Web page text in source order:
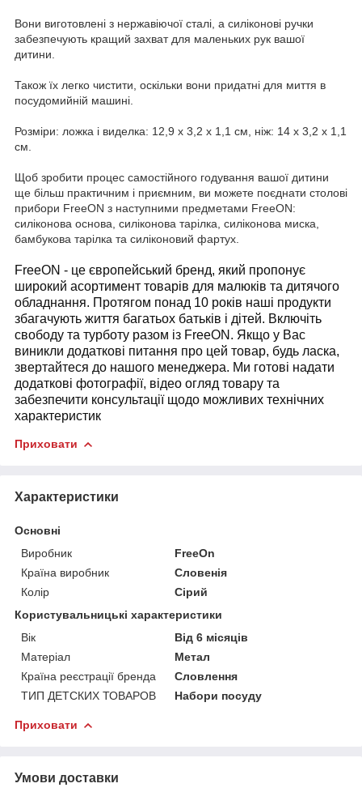
Вони виготовлені з нержавіючої сталі, а силіконові ручки
забезпечують кращий захват для маленьких рук вашої
дитини.
Також їх легко чистити, оскільки вони придатні для миття в
посудомийній машині.
Розміри: ложка і виделка: 12,9 х 3,2 х 1,1 см, ніж: 14 х 3,2 х 1,1
см.
Щоб зробити процес самостійного годування вашої дитини
ще більш практичним і приємним, ви можете поєднати столові
прибори FreeON з наступними предметами FreeON:
силіконова основа, силіконова тарілка, силіконова миска,
бамбукова тарілка та силіконовий фартух.
FreeON - це європейський бренд, який пропонує
широкий асортимент товарів для малюків та дитячого
обладнання. Протягом понад 10 років наші продукти
збагачують життя багатьох батьків і дітей. Включіть
свободу та турботу разом із FreeON. Якщо у Вас
виникли додаткові питання про цей товар, будь ласка,
звертайтеся до нашого менеджера. Ми готові надати
додаткові фотографії, відео огляд товару та
забезпечити консультації щодо можливих технічних
характеристик
Приховати
Характеристики
Основні
Виробник
FreeOn
Країна виробник
Словенія
Колір
Сірий
Користувальницькі характеристики
Вік
Від 6 місяців
Матеріал
Метал
Країна реєстрації бренда
Словлення
ТИП ДЕТСКИХ ТОВАРОВ
Набори посуду
Приховати
Умови доставки